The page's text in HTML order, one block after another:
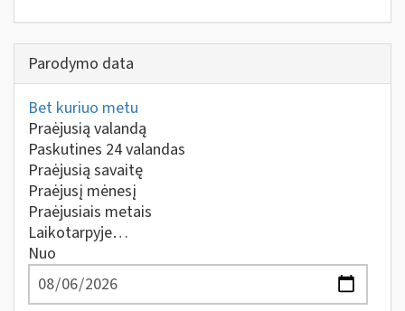
Parodymo data
Bet kuriuo metu
Praėjusią valandą
Paskutines 24 valandas
Praėjusią savaitę
Praėjusį mėnesį
Praėjusiais metais
Laikotarpyje…
Nuo